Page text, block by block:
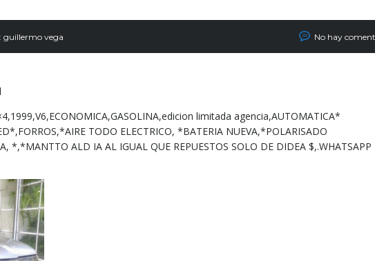
guillermo vega No hay
limitada agencia,AUTOMATICA*
TODO ELECTRICO, *BATERIA NUEVA,*POLARISADO
*,*MANTTO ALD IA AL IGUAL QUE REPUESTOS SOLO DE DIDEA $,.WHATSAPP